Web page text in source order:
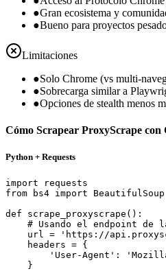
●Gran ecosistema y
●Bueno para proyectos
Limitaciones
●Solo Chrome (vs multi-
●Sobrecarga similar a
●Opciones de stealth menos
Cómo Scrapear ProxyScrape con
Python + Requests
import requests
from bs4 import BeautifulSoup
def scrape_proxyscrape():
# Usando el endpoint de
url = 'https://
    headers = {
'User-Agent':
    }